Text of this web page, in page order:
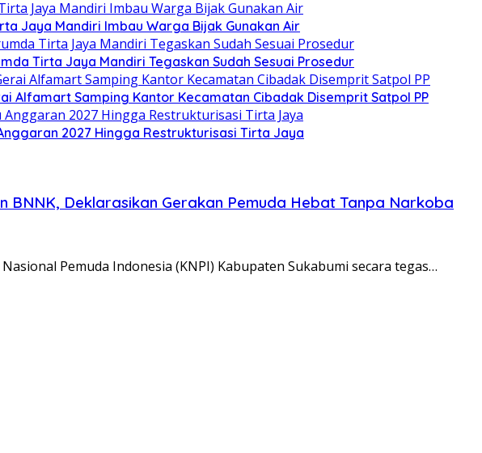
Jaya Mandiri Imbau Warga Bijak Gunakan Air
Tirta Jaya Mandiri Tegaskan Sudah Sesuai Prosedur
Alfamart Samping Kantor Kecamatan Cibadak Disemprit Satpol PP
2027 Hingga Restrukturisasi Tirta Jaya
BNNK, Deklarasikan Gerakan Pemuda Hebat Tanpa Narkoba
Pemuda Indonesia (KNPI) Kabupaten Sukabumi secara tegas…